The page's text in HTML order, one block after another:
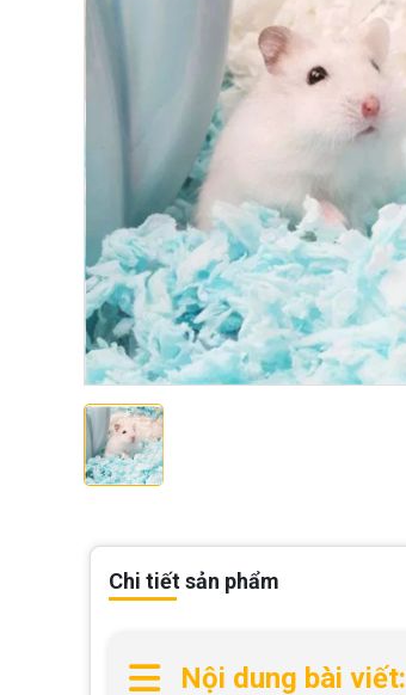
Chi tiết sản phẩm
Nội dung bài viết: